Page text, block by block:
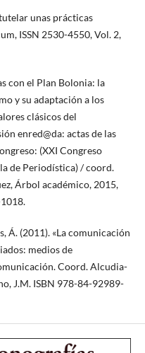
unas prácticas
ISSN 2530-4550, Vol. 2,
con el Plan Bolonia: la
y su adaptación a los
clásicos del
enred@da: actas de las
(XXI Congreso
de Periodística) / coord.
Árbol académico, 2015,
Á. (2011). «La comunicación
medios de
Coord. Alcudia-
J.M. ISBN 978-84-92989-